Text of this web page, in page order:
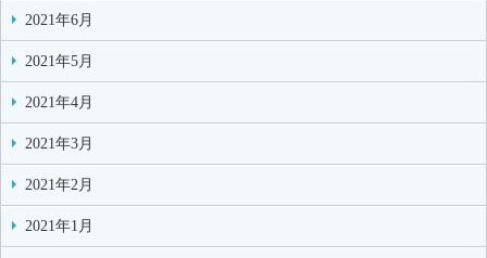
2021年6月
2021年5月
2021年4月
2021年3月
2021年2月
2021年1月